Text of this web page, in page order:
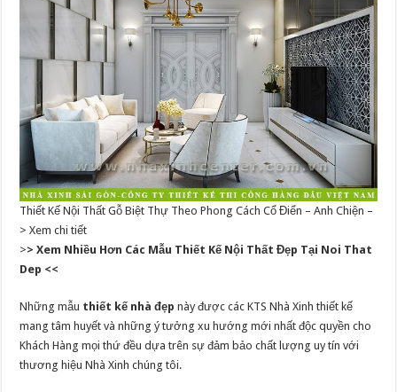
Thiết Kế Nội Thất Gỗ Biệt Thự Theo Phong Cách Cổ Điển – Anh Chiện –
> Xem chi tiết
>> Xem Nhiều Hơn Các Mẫu Thiết Kế Nội Thất Đẹp Tại Noi That
Dep <<
Những mẫu thiết kế nhà đẹp này được các KTS Nhà Xinh thiết kế
mang tâm huyết và những ý tưởng xu hướng mới nhất độc quyền cho
Khách Hàng mọi thứ đều dựa trên sự đảm bảo chất lượng uy tín với
thương hiệu Nhà Xinh chúng tôi.